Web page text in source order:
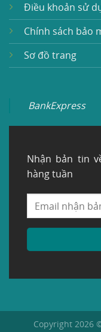
Điều khoản sử
Chính sách bảo
Sơ đồ trang
BankExpress
Nhận bản tin
hàng tuần
Copyright 2026